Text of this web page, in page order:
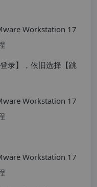
录】，依旧选择【跳